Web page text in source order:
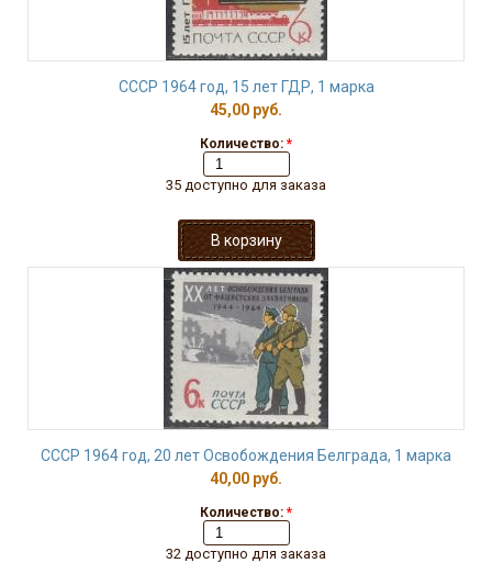
СССР 1964 год, 15 лет ГДР, 1 марка
45,00 руб.
Количество: *
35 доступно для заказа
СССР 1964 год, 20 лет Освобождения Белграда, 1 марка
40,00 руб.
Количество: *
32 доступно для заказа